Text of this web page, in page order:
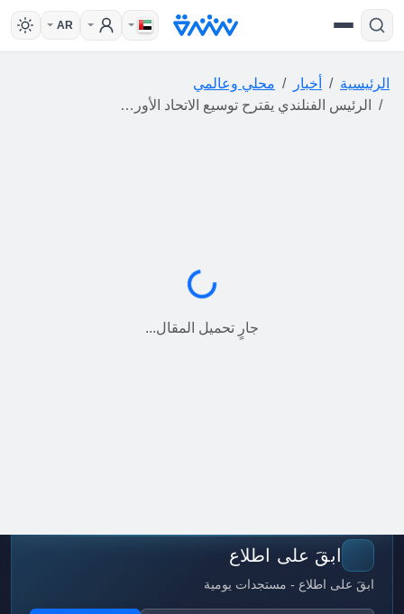
AR
الرئيسية أخبار
محلي وعالمي
الرئيس الفنلندي يقترح توسيع الاتحاد الأوروبي إلى 40 دولة ويطالب بضم كندا
جارٍ التحميل...
جارٍ تحميل المقال...
ابقَ على اطلاع
ابقَ على اطلاع - مستجدات يومية